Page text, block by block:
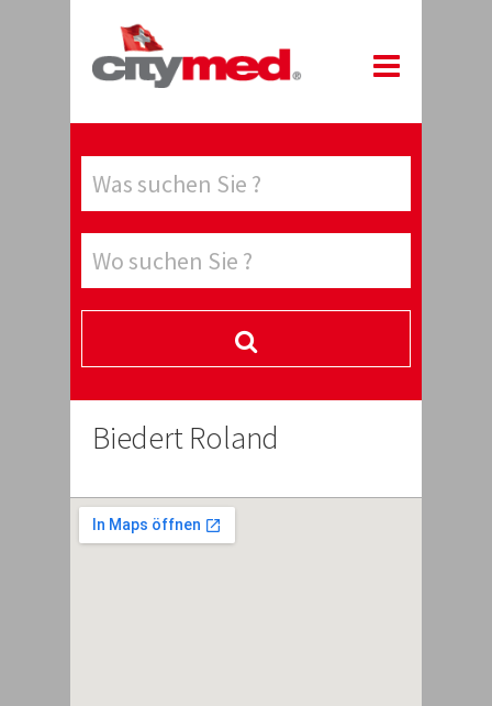
Biedert Roland